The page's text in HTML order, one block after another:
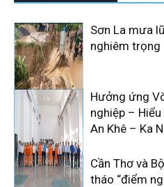
Sơn La mưa
nghiêm trọng
Hưởng ứng
nghiệp – Hiểu
An Khê – Ka
Cần Thơ và
tháo “điểm